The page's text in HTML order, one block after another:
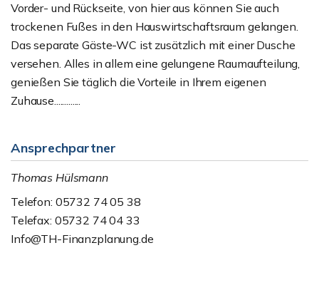
Vorder- und Rückseite, von hier aus können Sie auch
trockenen Fußes in den Hauswirtschaftsraum gelangen.
Das separate Gäste-WC ist zusätzlich mit einer Dusche
versehen. Alles in allem eine gelungene Raumaufteilung,
genießen Sie täglich die Vorteile in Ihrem eigenen
Zuhause.............
Ansprechpartner
Thomas Hülsmann
Telefon: 05732 74 05 38
Telefax: 05732 74 04 33
Info@TH-Finanzplanung.de